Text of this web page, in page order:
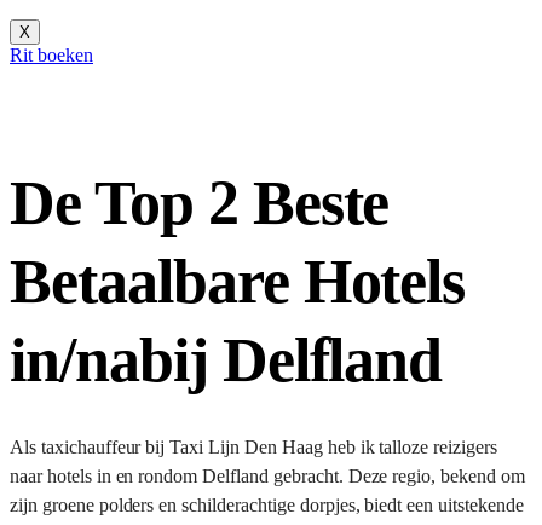
X
Rit boeken
De Top 2 Beste
Betaalbare Hotels
in/nabij Delfland
Als taxichauffeur bij Taxi Lijn Den Haag heb ik talloze reizigers
naar hotels in en rondom Delfland gebracht. Deze regio, bekend om
zijn groene polders en schilderachtige dorpjes, biedt een uitstekende